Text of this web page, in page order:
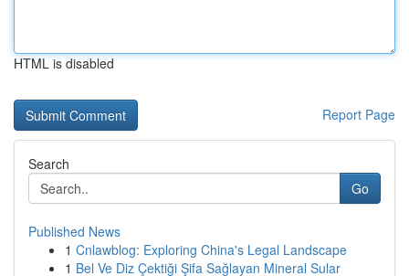
HTML is disabled
Report Page
Search
Go
Published News
1 Cnlawblog: Exploring China's Legal Landscape
1 Bel Ve Diz Çektiği Şifa Sağlayan Mineral Sular